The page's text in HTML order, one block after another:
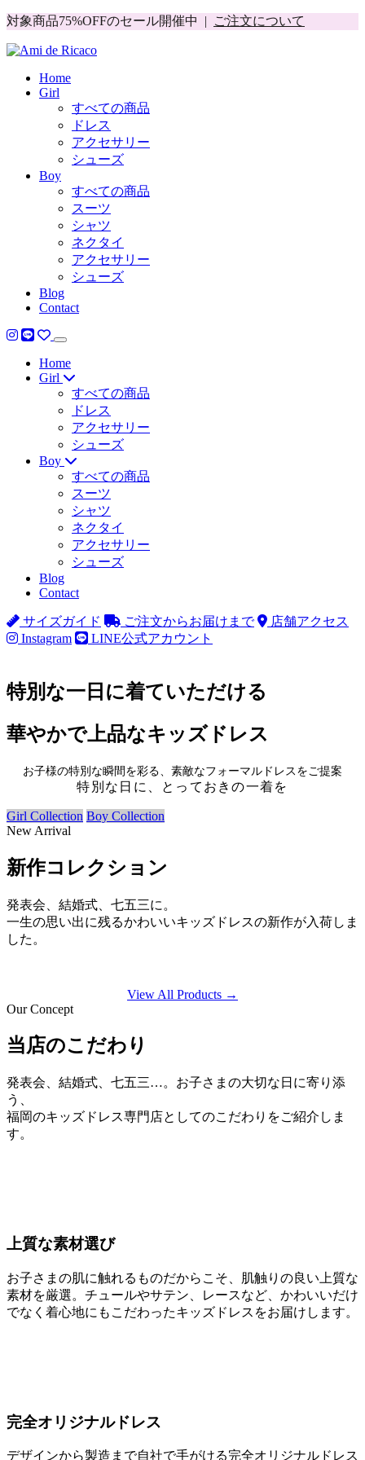
対象商品75%OFFのセール開催中 | ご注文について
Home
Girl
すべての商品
ドレス
アクセサリー
シューズ
Boy
すべての商品
スーツ
シャツ
ネクタイ
アクセサリー
シューズ
Blog
Contact
Home
Girl
すべての商品
ドレス
アクセサリー
シューズ
Boy
すべての商品
スーツ
シャツ
ネクタイ
アクセサリー
シューズ
Blog
Contact
サイズガイド ご注文からお届けまで
店舗アクセス
Instagram
LINE公式アカウント
特別な一日に着ていただける
華やかで上品なキッズドレス
お子様の特別な瞬間を彩る、素敵なフォーマルドレスをご提案
特別な日に、とっておきの一着を
Girl Collection Boy Collection
New Arrival
新作コレクション
発表会、結婚式、七五三に。
一生の思い出に残るかわいいキッズドレスの新作が入荷しま
した。
View All Products →
Our Concept
当店のこだわり
発表会、結婚式、七五三…。お子さまの大切な日に寄り添
う、
福岡のキッズドレス専門店としてのこだわりをご紹介しま
す。
上質な素材選び
お子さまの肌に触れるものだからこそ、肌触りの良い上質な
素材を厳選。チュールやサテン、レースなど、かわいいだけ
でなく着心地にもこだわったキッズドレスをお届けします。
完全オリジナルドレス
デザインから製造まで自社で手がける完全オリジナルドレス